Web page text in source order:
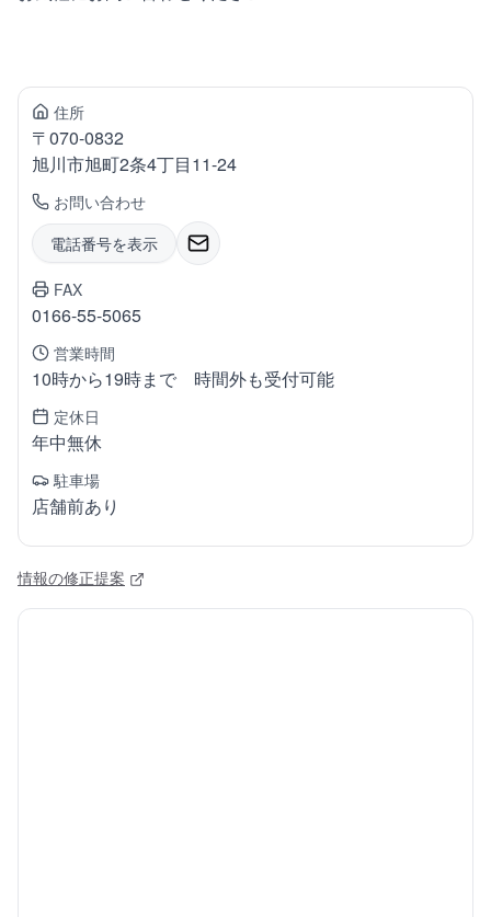
住所
〒070-0832
旭川市旭町2条4丁目11-24
お問い合わせ
電話番号を表示
FAX
0166-55-5065
営業時間
10時から19時まで 時間外も受付可能
定休日
年中無休
駐車場
店舗前あり
情報の修正提案